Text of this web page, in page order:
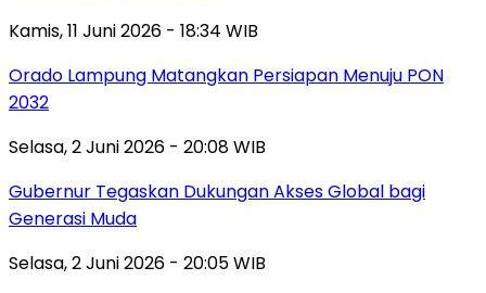
Kamis, 11 Juni 2026 - 18:34 WIB
Orado Lampung Matangkan Persiapan Menuju PON
2032
Selasa, 2 Juni 2026 - 20:08 WIB
Gubernur Tegaskan Dukungan Akses Global bagi
Generasi Muda
Selasa, 2 Juni 2026 - 20:05 WIB